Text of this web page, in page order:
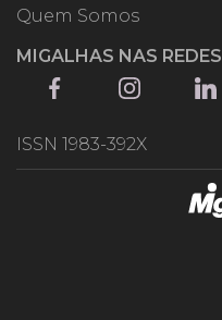
Quem Somos
MIGALHAS NAS REDES
ISSN 1983-392X